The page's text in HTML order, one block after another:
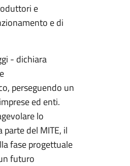
e
e di
- dichiara
perseguendo un
ed enti.
lo
del MITE, il
fase progettuale
futuro